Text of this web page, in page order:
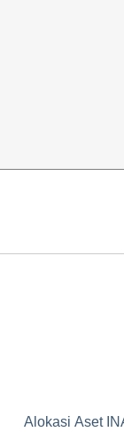
Alokasi Aset